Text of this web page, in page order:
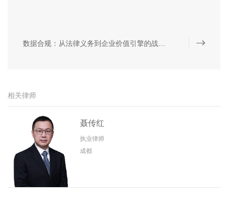
数据合规：从法律义务到企业价值引擎的战略跃迁 | 发现原创
相关律师
聂传红
执业律师
成都